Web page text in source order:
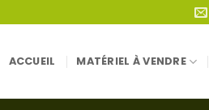
ACCUEIL MATÉRIEL À VENDRE